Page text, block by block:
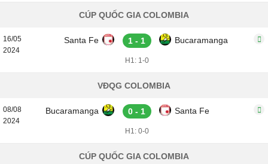
CÚP QUỐC GIA COLOMBIA
16/05
2024
Santa Fe 1 - 1 Bucaramanga
H1: 1-0
VĐQG COLOMBIA
08/08
2024
Bucaramanga 0 - 1 Santa Fe
H1: 0-0
CÚP QUỐC GIA COLOMBIA